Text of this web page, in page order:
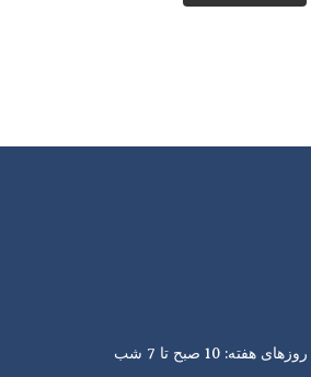
10 صبح تا 7 شب